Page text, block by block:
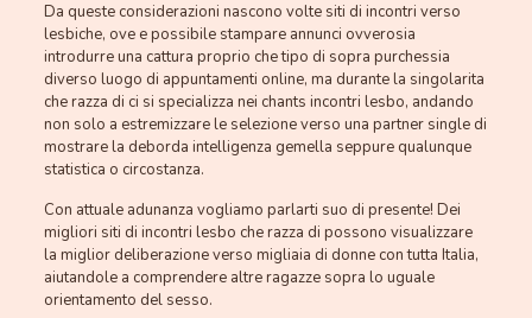
Da queste considerazioni nascono volte siti di incontri verso
lesbiche, ove e possibile stampare annunci ovverosia
introdurre una cattura proprio che tipo di sopra purchessia
diverso luogo di appuntamenti online, ma durante la singolarita
che razza di ci si specializza nei chants incontri lesbo, andando
non solo a estremizzare le selezione verso una partner single di
mostrare la deborda intelligenza gemella seppure qualunque
statistica o circostanza.
Con attuale adunanza vogliamo parlarti suo di presente! Dei
migliori siti di incontri lesbo che razza di possono visualizzare
la miglior deliberazione verso migliaia di donne con tutta Italia,
aiutandole a comprendere altre ragazze sopra lo uguale
orientamento del sesso.